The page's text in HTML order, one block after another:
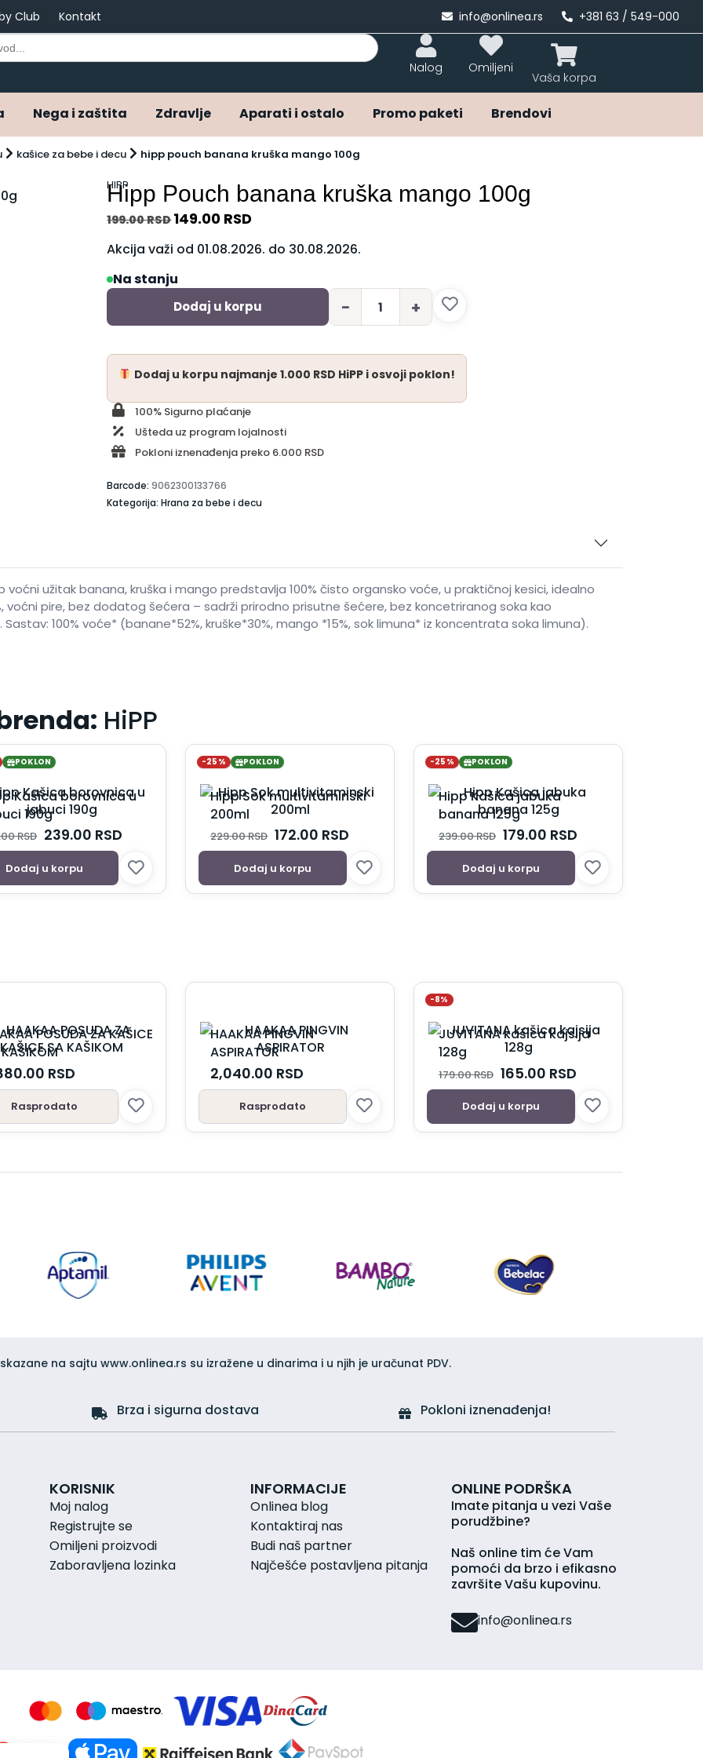
Club Kontakt info@onlinea.rs +381 63 / 549-000
Nalog Omiljeni
Nega i zaštita Zdravlje Aparati i ostalo Promo paketi
Brendovi
kašice za bebe i decu hipp pouch banana kruška mango 100g
HIPPHipp Pouch banana kruška mango 100g
199.00RSD149.00 RSD
Akcija važi od 01.08.2026. do 30.08.2026.
Na stanju
− +
Dodaj u korpu
Dodaj u korpu najmanje 1.000 RSD HiPP i osvoji poklon!
100% Sigurno plaćanje
Ušteda uz program lojalnosti
Pokloni iznenađenja preko 6.000 RSD
Barcode:9062300133766
Kategorija: Hrana za bebe i decu
voćni užitak banana, kruška i mango predstavlja 100% čisto organsko voće, u praktičnoj kesici, idealno
voćni pire, bez dodatog šećera – sadrži prirodno prisutne šećere, bez koncetriranog soka kao
100% voće* (banane*52%, kruške*30%, mango *15%, sok limuna* iz koncentrata soka limuna).
HiPP
POKLON
Kašica borovnica u
190g
RSD 239.00 RSD
Dodaj u korpu
-25% POKLON
Hipp Sok multivitaminski
200ml
229.00RSD 172.00 RSD
Dodaj u korpu
-25% POKLON
Hipp Kašica jabuka
banana 125g
239.00RSD 179.00 RSD
Dodaj u korpu
POSUDA ZA KAŠICE
RSD
Rasprodato
HAAKAA PINGVIN
ASPIRATOR
2,040.00 RSD
Rasprodato
-8%
JUVITANA kašica kajsija
128g
179.00RSD 165.00 RSD
Dodaj u korpu
na sajtu www.onlinea.rs su izražene u dinarima i u njih je uračunat PDV.
Brza i sigurna dostava Pokloni iznenađenja!
KORISNIK
Moj nalog
Registrujte se
Omiljeni proizvodi
Zaboravljena lozinka
INFORMACIJE
Onlinea blog
Kontaktiraj nas
Budi naš partner
Najčešće postavljena pitanja
ONLINE PODRŠKA
Imate pitanja u vezi Vaše
porudžbine?
Naš online tim će Vam
pomoći da brzo i efikasno
završite Vašu kupovinu.
info@onlinea.rs